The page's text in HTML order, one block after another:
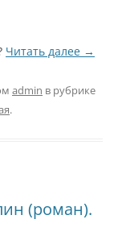
Читать далее →
admin в рубрике
.
(роман).